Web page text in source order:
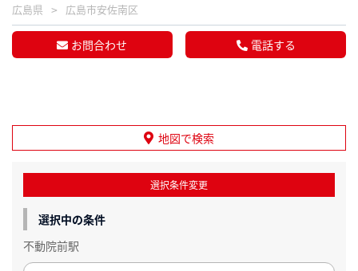
広島県 広島市安佐南区
お問合わせ 電話する
地図で検索
選択条件変更
選択中の条件
不動院前駅